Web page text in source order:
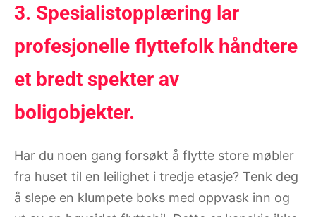
3. Spesialistopplæring lar
profesjonelle flyttefolk håndtere
et bredt spekter av
boligobjekter.
Har du noen gang forsøkt å flytte store møbler
fra huset til en leilighet i tredje etasje? Tenk deg
å slepe en klumpete boks med oppvask inn og